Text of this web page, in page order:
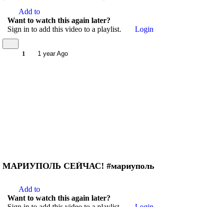
Add to
Want to watch this again later?
Sign in to add this video to a playlist.
Login
1 1 year Ago
МАРИУПОЛЬ СЕЙЧАС! #мариуполь
Add to
Want to watch this again later?